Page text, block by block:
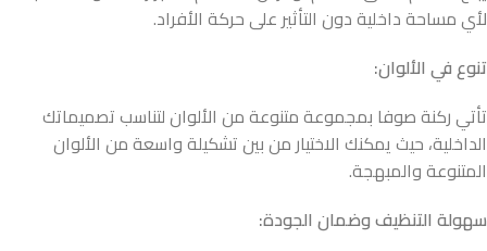
لأي مساحة داخلية دون التأثير على حركة الأفراد.
تنوع في الألوان:
تأتي ركنة صوفا بمجموعة متنوعة من الألوان لتناسب تصميماتك
الداخلية، حيث يمكنك الاختيار من بين تشكيلة واسعة من الألوان
المتنوعة والمبهجة.
سهولة التنظيف وضمان الجودة: